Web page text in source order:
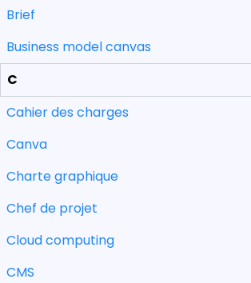
Brief
Business model canvas
C
Cahier des charges
Canva
Charte graphique
Chef de projet
Cloud computing
CMS